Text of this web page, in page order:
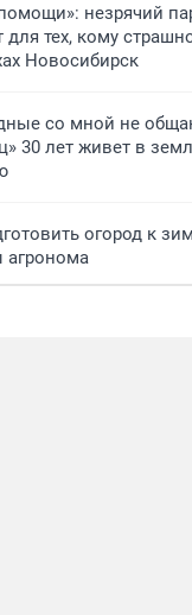
помощи»: незрячий
для тех, кому
Новосибирск
со мной не
30 лет живет в
огород к
агронома